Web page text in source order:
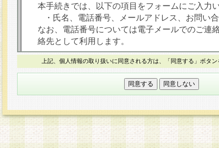
本手続きでは、以下の項目をフォームにご入力
・氏名、電話番号、メールアドレス、お問い
なお、電話番号については電子メールでのご連
絡先として利用します。
○本人が容易に認識できない方法による個人情報
本フォームでは、セッション管理のためCookie
○個人情報の第三者提供について
力いただく個人情報は第三者に提供しません。
○個人情報の委託について
個人情報の取り扱いを外部に委託する場合は、
上記、個人情報の取り扱いに同意される方は、「同意する」ボタ